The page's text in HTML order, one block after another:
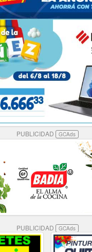
PUBLICIDAD GCAds
PUBLICIDAD GCAds